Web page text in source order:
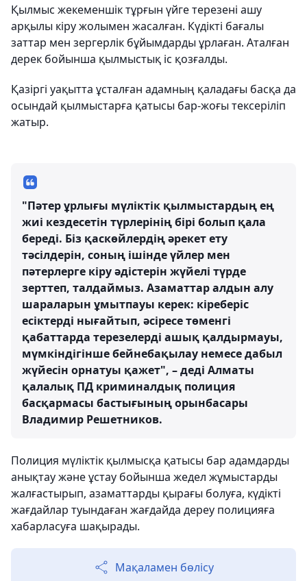
Қылмыс жекеменшік тұрғын үйге терезені ашу
арқылы кіру жолымен жасалған. Күдікті бағалы
заттар мен зергерлік бұйымдарды ұрлаған. Аталған
дерек бойынша қылмыстық іс қозғалды.
Қазіргі уақытта ұсталған адамның қаладағы басқа да
осындай қылмыстарға қатысы бар-жоғы тексеріліп
жатыр.
"Пәтер ұрлығы мүліктік қылмыстардың ең
жиі кездесетін түрлерінің бірі болып қала
береді. Біз қаскөйлердің әрекет ету
тәсілдерін, соның ішінде үйлер мен
пәтерлерге кіру әдістерін жүйелі түрде
зерттеп, талдаймыз. Азаматтар алдын алу
шараларын ұмытпауы керек: кіреберіс
есіктерді нығайтып, әсіресе төменгі
қабаттарда терезелерді ашық қалдырмауы,
мүмкіндігінше бейнебақылау немесе дабыл
жүйесін орнатуы қажет", – деді Алматы
қалалық ПД криминалдық полиция
басқармасы бастығының орынбасары
Владимир Решетников.
Полиция мүліктік қылмысқа қатысы бар адамдарды
анықтау және ұстау бойынша жедел жұмыстарды
жалғастырып, азаматтарды қырағы болуға, күдікті
жағдайлар туындаған жағдайда дереу полицияға
хабарласуға шақырады.
Мақаламен бөлісу